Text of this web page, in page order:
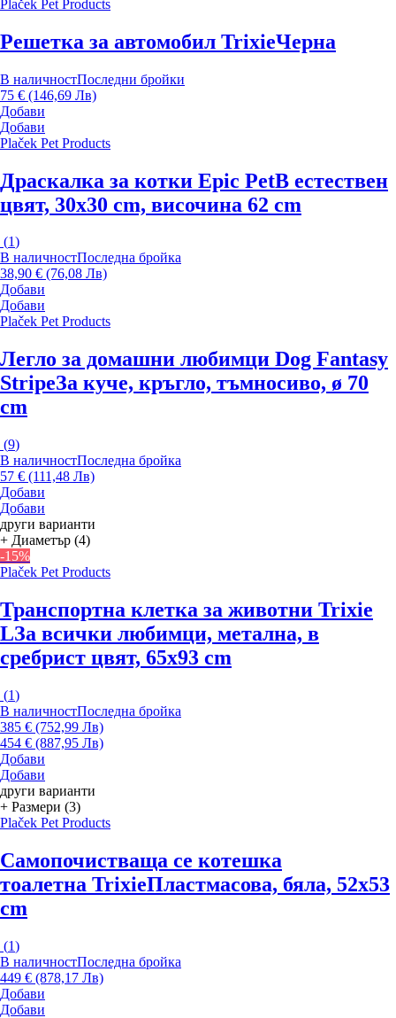
Plaček Pet Products
Решетка за автомобил TrixieЧерна
В наличностПоследни бройки
75 € (146,69 Лв)
Добави
Добави
Plaček Pet Products
Драскалка за котки Epic PetВ естествен
цвят, 30x30 cm, височина 62 cm
(1)
В наличностПоследна бройка
38,90 € (76,08 Лв)
Добави
Добави
Plaček Pet Products
Легло за домашни любимци Dog Fantasy
StripeЗа куче, кръгло, тъмносиво, ø 70
cm
(9)
В наличностПоследна бройка
57 € (111,48 Лв)
Добави
Добави
други варианти
+ Диаметър (4)
-15%
Plaček Pet Products
Транспортна клетка за животни Trixie
LЗа всички любимци, метална, в
сребрист цвят, 65x93 cm
(1)
В наличностПоследна бройка
385 € (752,99 Лв)
454 € (887,95 Лв)
Добави
Добави
други варианти
+ Размери (3)
Plaček Pet Products
Самопочистваща се котешка
тоалетна TrixieПластмасова, бяла, 52x53
cm
(1)
В наличностПоследна бройка
449 € (878,17 Лв)
Добави
Добави